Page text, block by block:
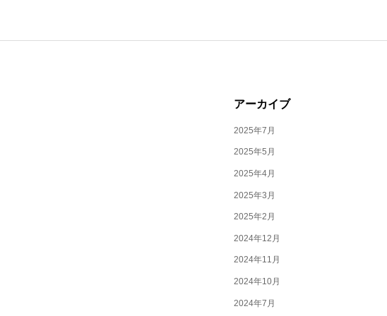
アーカイブ
2025年7月
2025年5月
2025年4月
2025年3月
2025年2月
2024年12月
2024年11月
2024年10月
2024年7月